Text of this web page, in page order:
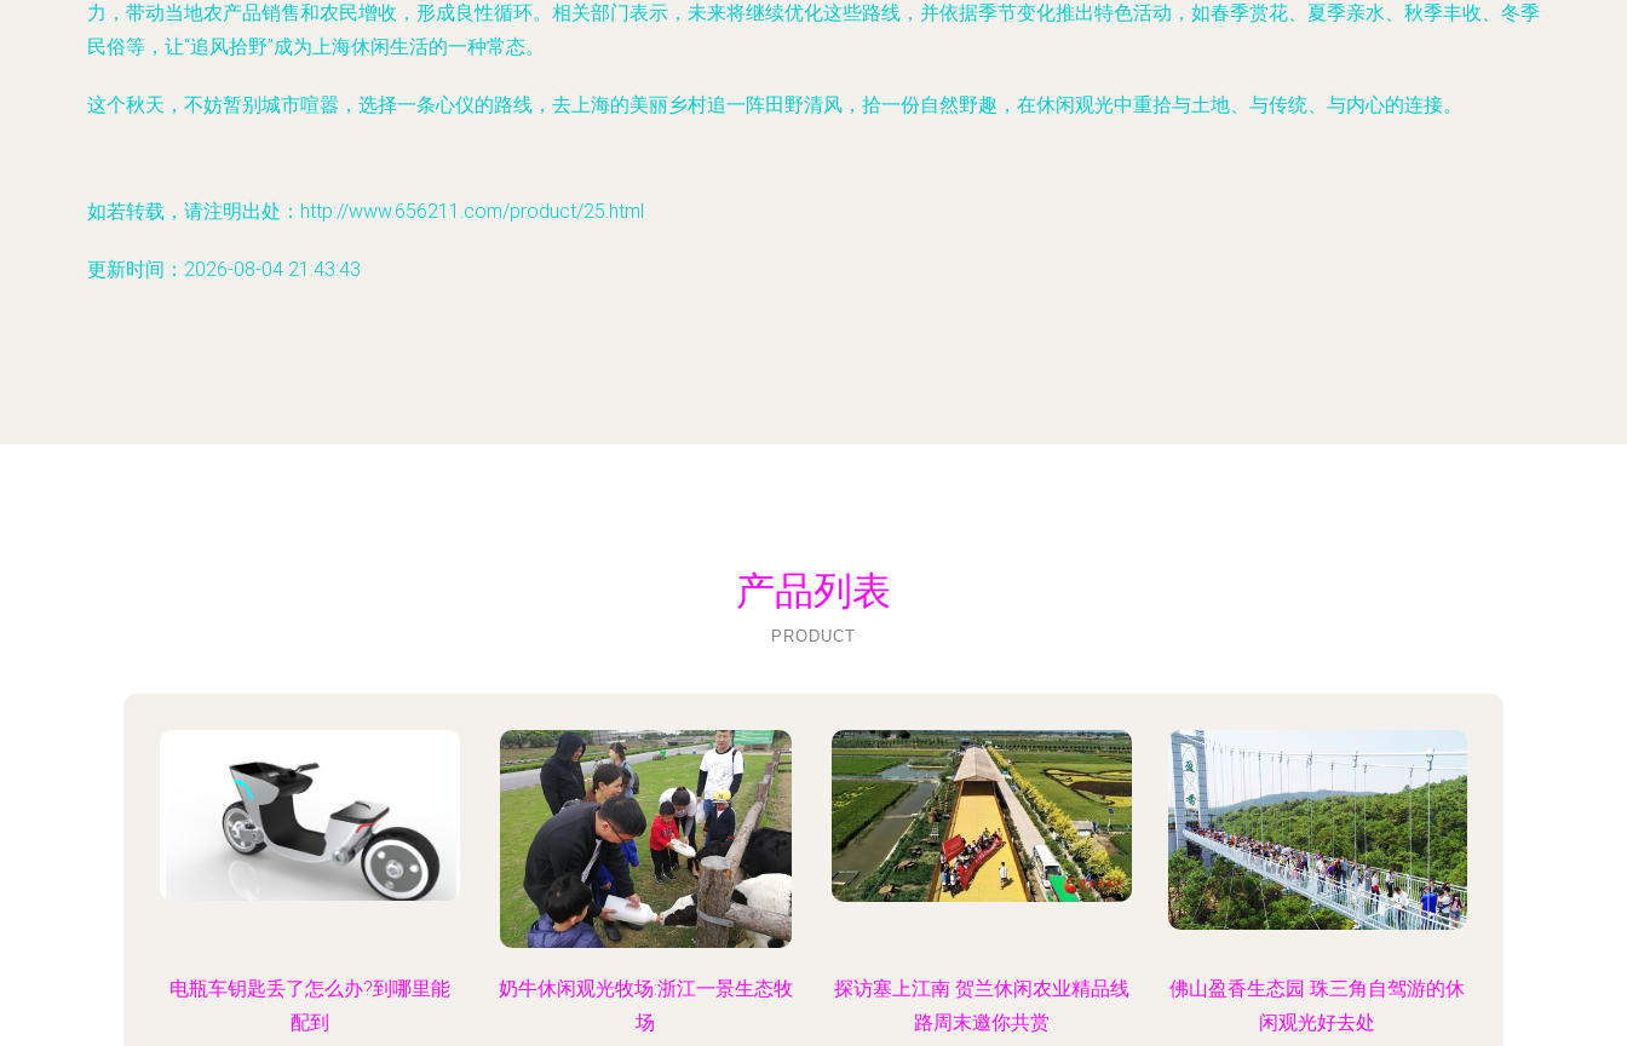
力，带动当地农产品销售和农民增收，形成良性循环。相关部门表示，未来将继续优化这些路线，并依据季节变化推出特色活动，如春季赏花、夏季亲水、秋季丰收、冬季
民俗等，让“追风拾野”成为上海休闲生活的一种常态。
这个秋天，不妨暂别城市喧嚣，选择一条心仪的路线，去上海的美丽乡村追一阵田野清风，拾一份自然野趣，在休闲观光中重拾与土地、与传统、与内心的连接。
如若转载，请注明出处：http://www.656211.com/product/25.html
更新时间：2026-08-04 21:43:43
产品列表
PRODUCT
电瓶车钥匙丢了怎么办?到哪里能
配到
奶牛休闲观光牧场:浙江一景生态牧
场
探访塞上江南 贺兰休闲农业精品线
路周末邀你共赏
佛山盈香生态园 珠三角自驾游的休
闲观光好去处